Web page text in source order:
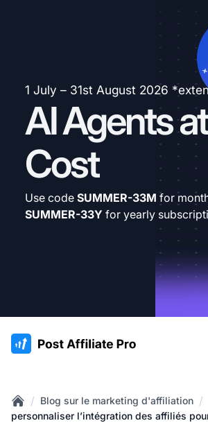
1 July – 31st August 2026
AI Agents
Cost
Use code SUMMER-33M for
SUMMER-33Y for yearly
:site.title
Home
/ Blog sur le marketing d'affiliation /
personnaliser l’intégration des affiliés